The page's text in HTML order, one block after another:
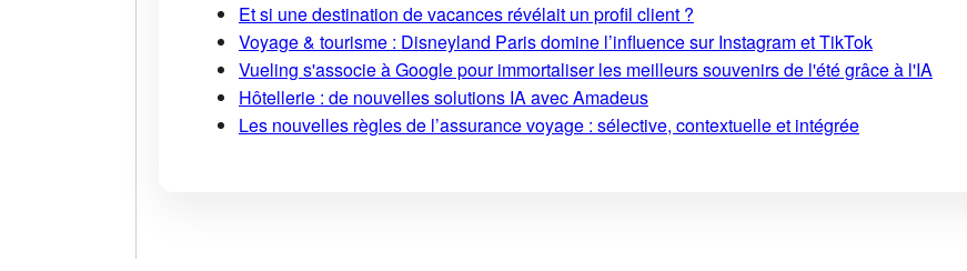
Et si une destination de vacances révélait un profil client ?
Voyage & tourisme : Disneyland Paris domine l’influence sur Instagram et TikTok
Vueling s'associe à Google pour immortaliser les meilleurs souvenirs de l'été grâce à l'IA
Hôtellerie : de nouvelles solutions IA avec Amadeus
Les nouvelles règles de l’assurance voyage : sélective, contextuelle et intégrée